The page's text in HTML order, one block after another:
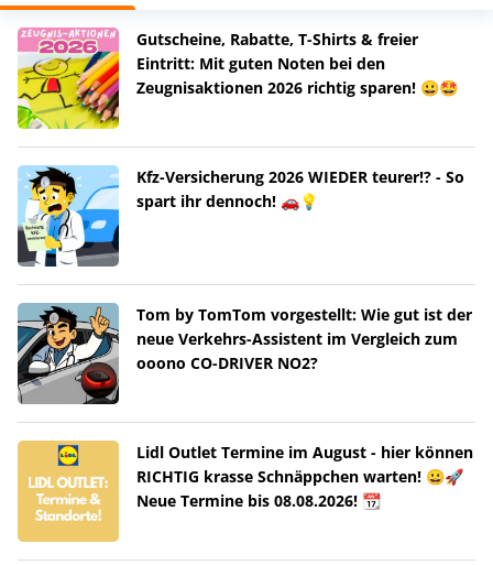
Gutscheine, Rabatte, T-Shirts & freier
Eintritt: Mit guten Noten bei den
Zeugnisaktionen 2026 richtig sparen! 😀🤩
Kfz-Versicherung 2026 WIEDER teurer!? - So
spart ihr dennoch! 🚗💡
Tom by TomTom vorgestellt: Wie gut ist der
neue Verkehrs-Assistent im Vergleich zum
ooono CO-DRIVER NO2?
Lidl Outlet Termine im August - hier können
RICHTIG krasse Schnäppchen warten! 😀🚀
Neue Termine bis 08.08.2026! 📆